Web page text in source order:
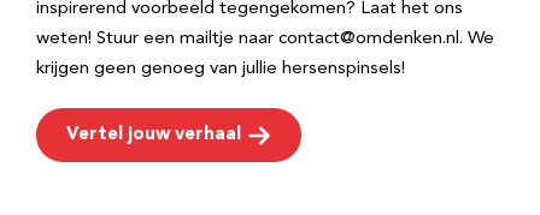
inspirerend voorbeeld tegengekomen? Laat het ons
weten! Stuur een mailtje naar contact@omdenken.nl. We
krijgen geen genoeg van jullie hersenspinsels!
Vertel jouw verhaal